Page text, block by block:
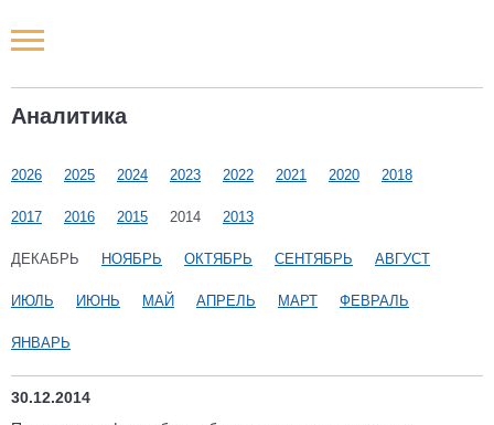
Аналитика
2026 2025 2024 2023 2022 2021 2020 2018
2017 2016 2015 2014 2013
ДЕКАБРЬ НОЯБРЬ ОКТЯБРЬ СЕНТЯБРЬ АВГУСТ
ИЮЛЬ ИЮНЬ МАЙ АПРЕЛЬ МАРТ ФЕВРАЛЬ
ЯНВАРЬ
30.12.2014
Новости РФ
Наши мероприятия
Статьи